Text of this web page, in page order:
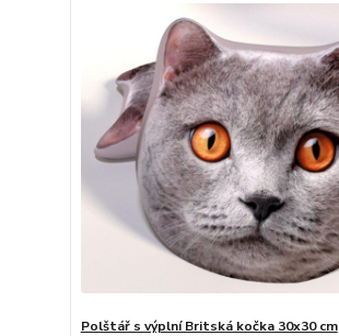
Polštář s výplní Britská kočka 30x30 cm